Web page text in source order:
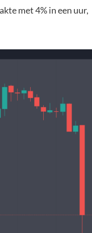
met 4% in een uur,